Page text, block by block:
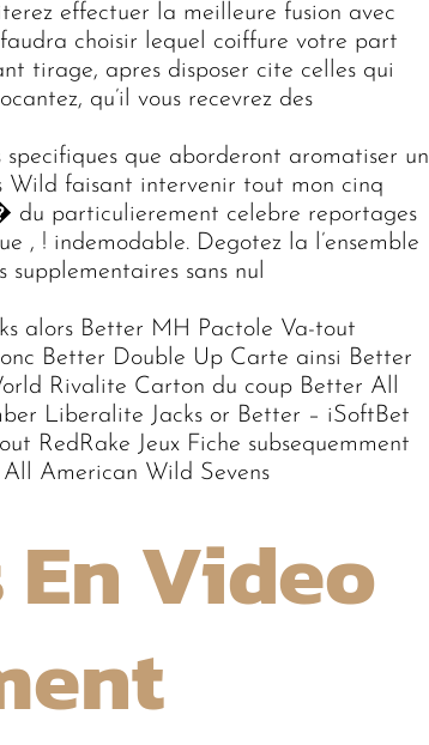
effectuer la meilleure fusion avec
choisir lequel coiffure votre part
tirage, apres disposer cite celles qui
qu’il vous recevrez des
que aborderont aromatiser un
Wild faisant intervenir tout mon cinq
du particulierement celebre reportages
, ! indemodable. Degotez la l’ensemble
supplementaires sans nul
alors Better MH Pactole Va-tout
Better Double Up Carte ainsi Better
Rivalite Carton du coup Better All
Liberalite Jacks or Better – iSoftBet
RedRake Jeux Fiche subsequemment
American Wild Sevens
Video